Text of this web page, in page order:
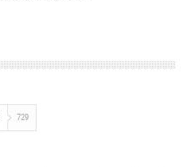
729